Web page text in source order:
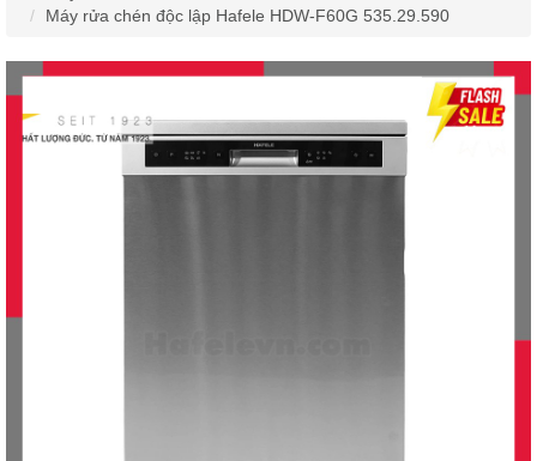
Máy rửa chén độc lập Hafele HDW-F60G 535.29.590